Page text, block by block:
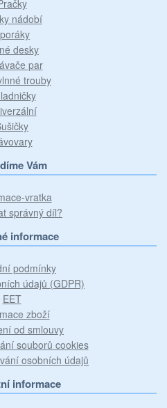
nádobí
desky
par
trouby
Vám
vratka
správný díl?
informace
podmínky
údajů (GDPR)
EET
zboží
od smlouvy
souborů cookies
osobních údajů
informace